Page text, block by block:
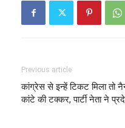
Previous article
कांग्रेस से इन्हें टिकट मिला तो
कांटे की टक्कर, पार्टी नेता ने